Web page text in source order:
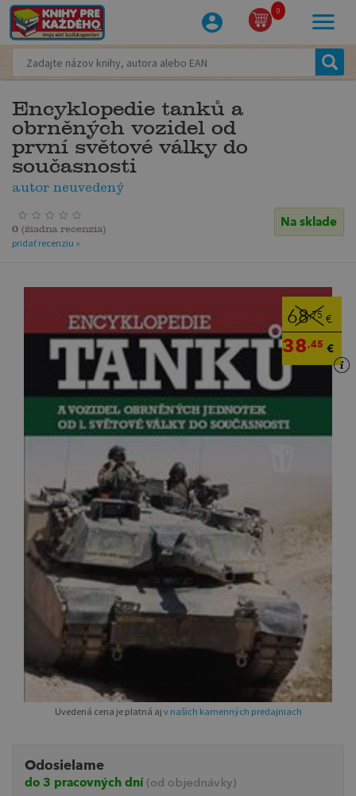
0
Encyklopedie tanků a
obrněných vozidel od
první světové války do
současnosti
autor neuvedený
Na sklade
0 (žiadna recenzia)
pridať recenziu »
68,75 €
38,45 €
Uvedená cena je platná aj v našich kamenných predajniach
Odosielame
do 3 pracovných dní (od objednávky)